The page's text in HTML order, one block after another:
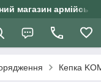
магазин
Кепка